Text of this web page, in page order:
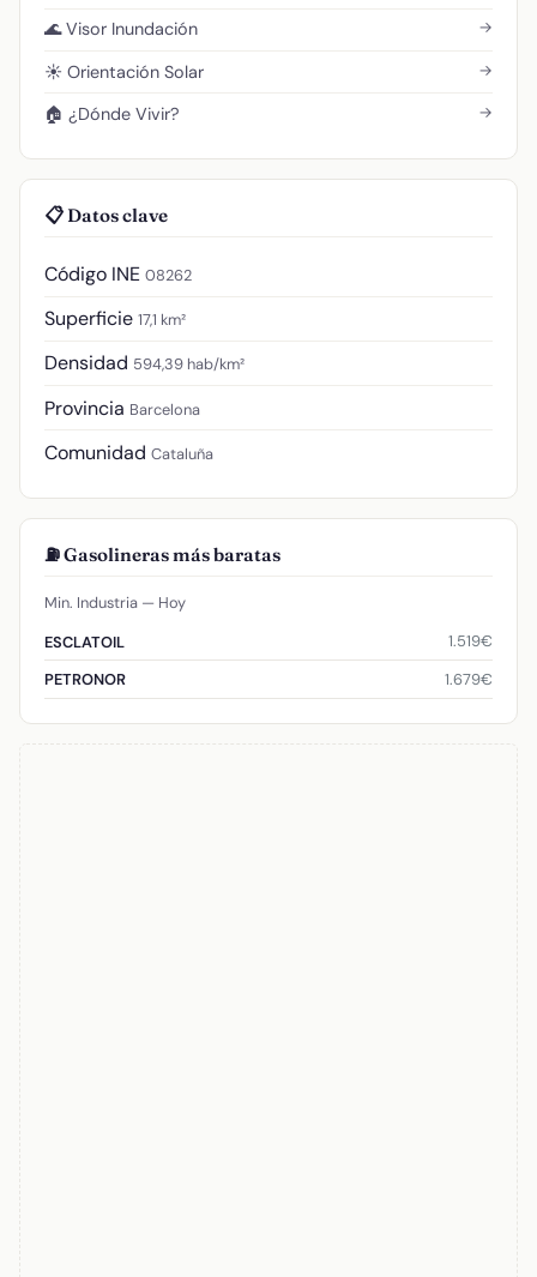
🌊 Visor Inundación →
☀️ Orientación Solar →
🏠 ¿Dónde Vivir? →
📋 Datos clave
Código INE 08262
Superficie 17,1 km²
Densidad 594,39 hab/km²
Provincia Barcelona
Comunidad Cataluña
⛽ Gasolineras más baratas
Min. Industria — Hoy
ESCLATOIL
1.519€
PETRONOR
1.679€